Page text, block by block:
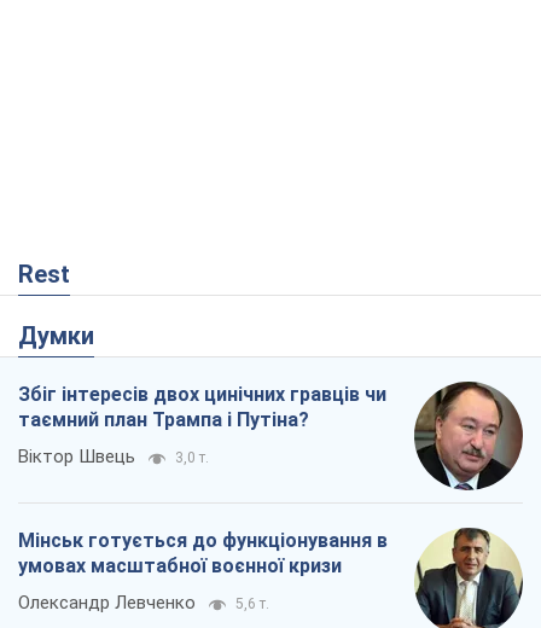
Rest
Думки
Збіг інтересів двох цинічних гравців чи
таємний план Трампа і Путіна?
Віктор Швець 3,0 т.
Мінськ готується до функціонування в
умовах масштабної воєнної кризи
Олександр Левченко 5,6 т.